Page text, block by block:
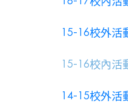
15-16校外活
15-16校內活
14-15校外活